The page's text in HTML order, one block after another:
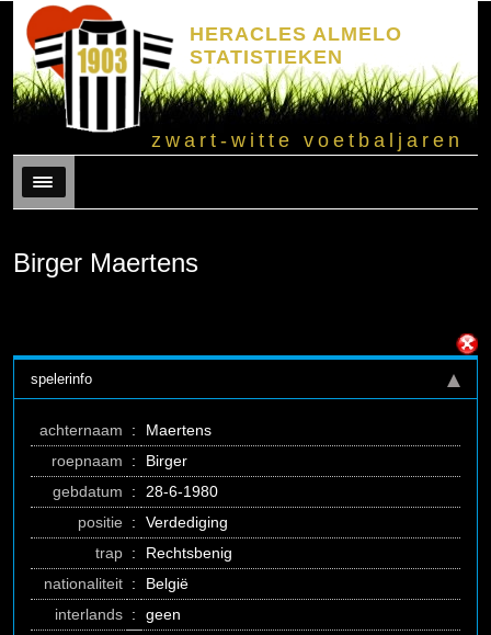
HERACLES ALMELO
STATISTIEKEN
zwart-witte voetbaljaren
Menu
Birger Maertens
spelerinfo
achternaam :
Maertens
roepnaam
:
Birger
gebdatum
:
28-6-1980
positie :
Verdediging
trap :
Rechtsbenig
nationaliteit :
België
interlands :
geen